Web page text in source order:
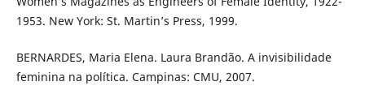
1953. New York: St. Martin’s Press, 1999.
BERNARDES, Maria Elena. Laura Brandão. A invisibilidade
feminina na política. Campinas: CMU, 2007.